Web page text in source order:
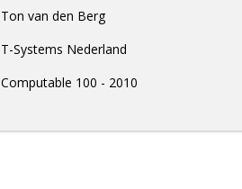
Ton van den Berg
T-Systems Nederland
Computable 100 - 2010